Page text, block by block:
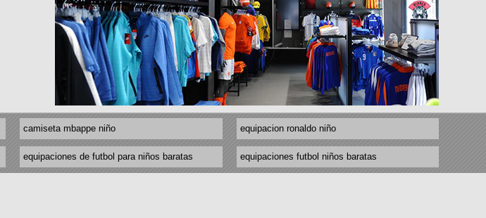
camiseta mbappe niño equipacion ronaldo niño
equipaciones de futbol para niños baratas equipaciones futbol niños baratas